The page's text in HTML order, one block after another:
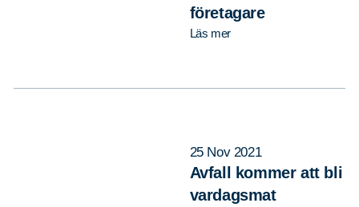
företagare
Läs mer
25 Nov 2021
Avfall kommer att bli
vardagsmat